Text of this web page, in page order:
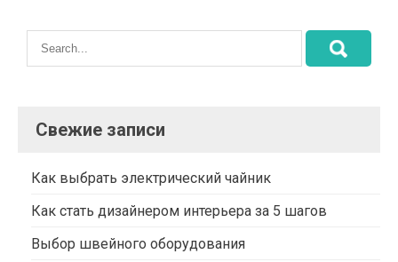
Свежие записи
Как выбрать электрический чайник
Как стать дизайнером интерьера за 5 шагов
Выбор швейного оборудования